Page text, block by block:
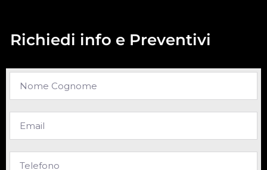
Richiedi info e Preventivi